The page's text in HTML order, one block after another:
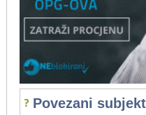
Povezani